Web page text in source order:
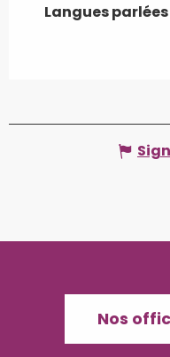
Langues parlées
Langues parlées
Nos